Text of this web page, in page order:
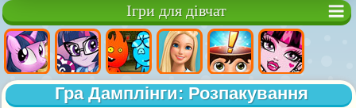
Ігри для дівчат
Гра Дамплінги: Розпакування